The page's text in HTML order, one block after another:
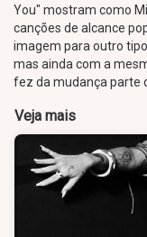
You" mostram como
canções de alcance
imagem para outro
mas ainda com a
fez da mudança parte
Veja mais